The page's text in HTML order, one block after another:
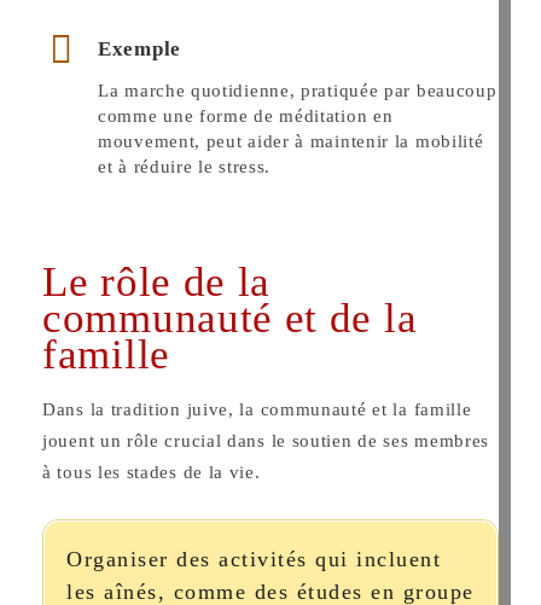
Exemple
La marche quotidienne, pratiquée par beaucoup
comme une forme de méditation en
mouvement, peut aider à maintenir la mobilité
et à réduire le stress.
Le rôle de la
communauté et de la
famille
Dans la tradition juive, la communauté et la famille
jouent un rôle crucial dans le soutien de ses membres
à tous les stades de la vie.
Organiser des activités qui incluent
les aînés, comme des études en groupe